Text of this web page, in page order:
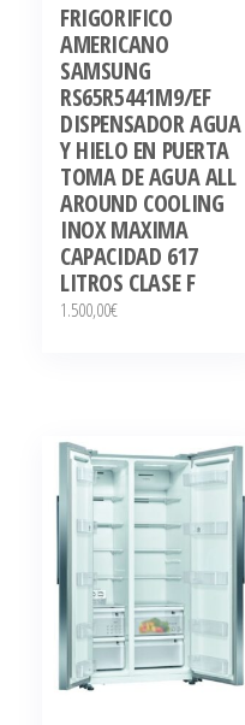
FRIGORIFICO
AMERICANO
SAMSUNG
RS65R5441M9/EF
DISPENSADOR AGUA
Y HIELO EN PUERTA
TOMA DE AGUA ALL
AROUND COOLING
INOX MAXIMA
CAPACIDAD 617
LITROS CLASE F
1.500,00€